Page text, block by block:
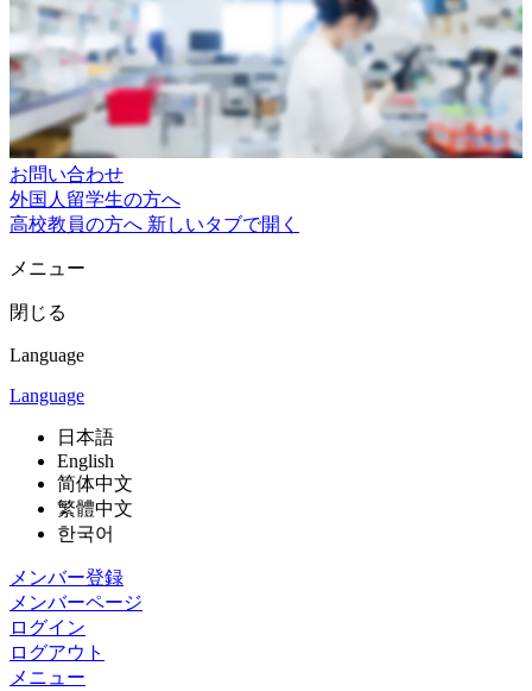
お問い合わせ
外国人留学生の方へ
高校教員の方へ 新しいタブで開く
メニュー
閉じる
Language
Language
日本語
English
简体中文
繁體中文
한국어
メンバー登録
メンバーページ
ログイン
ログアウト
メニュー